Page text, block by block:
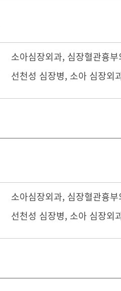
소아심장외과, 심장혈관흉부
선천성 심장병, 소아 심장외
소아심장외과, 심장혈관흉부
선천성 심장병, 소아 심장외